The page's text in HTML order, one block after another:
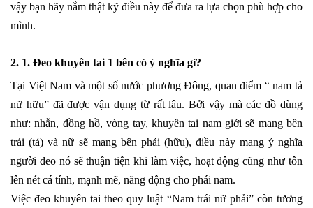
vậy bạn hãy nắm thật kỹ điều này để đưa ra lựa chọn phù hợp cho
mình.
2. 1. Đeo khuyên tai 1 bên có ý nghĩa gì?
Tại Việt Nam và một số nước phương Đông, quan điểm “ nam tả
nữ hữu” đã được vận dụng từ rất lâu. Bởi vậy mà các đồ dùng
như: nhẫn, đồng hồ, vòng tay, khuyên tai nam giới sẽ mang bên
trái (tả) và nữ sẽ mang bên phải (hữu), điều này mang ý nghĩa
người đeo nó sẽ thuận tiện khi làm việc, hoạt động cũng như tôn
lên nét cá tính, mạnh mẽ, năng động cho phái nam.
Việc đeo khuyên tai theo quy luật “Nam trái nữ phải” còn tương